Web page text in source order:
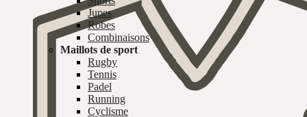
Jupes
Robes
Combinaisons
Maillots de sport
Rugby
Tennis
Padel
Running
Cyclisme